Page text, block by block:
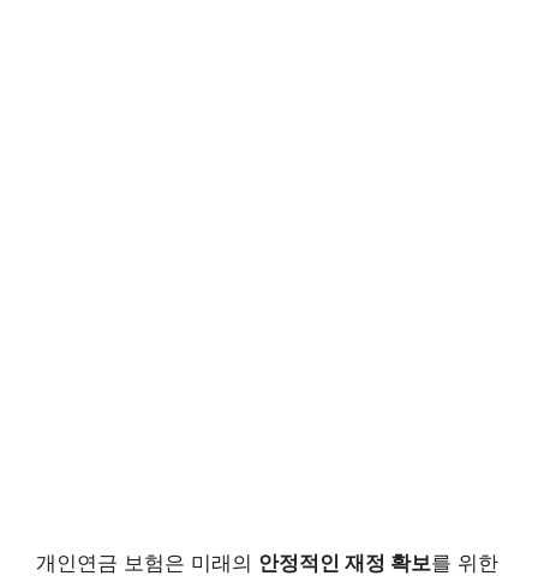
개인연금 보험은 미래의 안정적인 재정 확보를 위한